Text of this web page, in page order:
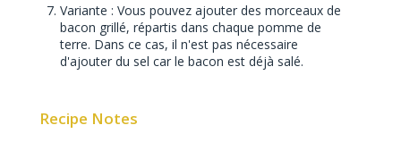
Variante : Vous pouvez ajouter des morceaux de
bacon grillé, répartis dans chaque pomme de
terre. Dans ce cas, il n'est pas nécessaire
d'ajouter du sel car le bacon est déjà salé.
Recipe Notes